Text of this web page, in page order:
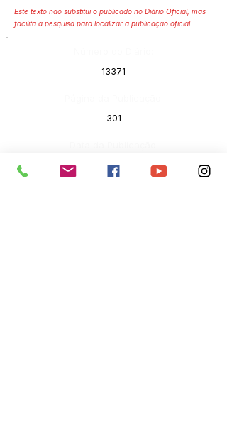
Este texto não substitui o publicado no Diário Oficial, mas
facilita a pesquisa para localizar a publicação oficial.
13371
301
16 de setembro de 2022